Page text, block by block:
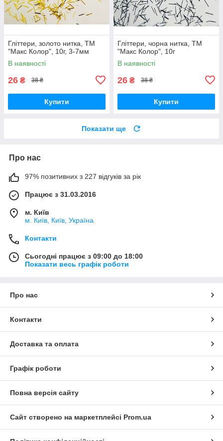
Гліттери, золото нитка, ТМ
"Макс Колор", 10г, 3-7мм
В наявності
26 ₴ 38 ₴
Купити
Гліттери, чорна нитка, ТМ
"Макс Колор", 10г
В наявності
26 ₴ 38 ₴
Купити
Показати ще
Про нас
97% позитивних з 227 відгуків за рік
Працює з 31.03.2016
м. Київ
м. Київ, Київ, Україна
Контакти
Сьогодні працює з 09:00 до 18:00
Показати весь графік роботи
Про нас
Контакти
Доставка та оплата
Графік роботи
Повна версія сайту
Сайт створено на маркетплейсі Prom.ua